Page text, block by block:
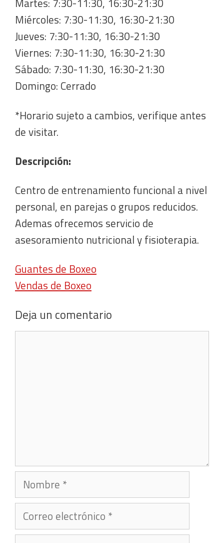
Miércoles: 7:30-11:30, 16:30-21:30
Jueves: 7:30-11:30, 16:30-21:30
Viernes: 7:30-11:30, 16:30-21:30
Sábado: 7:30-11:30, 16:30-21:30
Domingo: Cerrado
*Horario sujeto a cambios, verifique antes
de visitar.
Descripción:
Centro de entrenamiento funcional a nivel
personal, en parejas o grupos reducidos.
Ademas ofrecemos servicio de
asesoramiento nutricional y fisioterapia.
Guantes de Boxeo
Vendas de Boxeo
Deja un comentario
Nombre
Correo
electrónico